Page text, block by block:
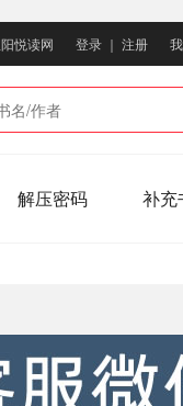
悦读网 登录 ｜ 注册
解压密码 补充